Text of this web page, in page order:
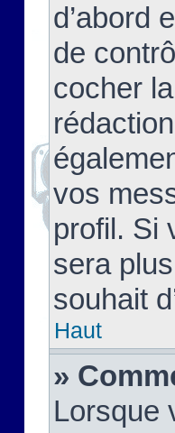
d’abord
de
cocher
vos
profil. Si
sera
souhait
Haut
»
Lorsque